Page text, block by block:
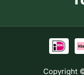
Copyright